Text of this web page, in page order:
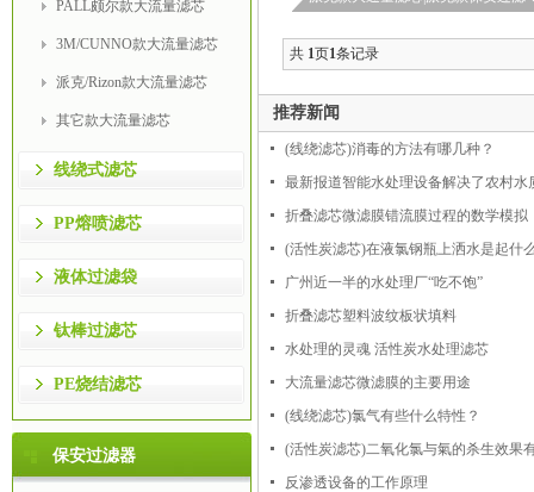
PALL颇尔款大流量滤芯
3M/CUNNO款大流量滤芯
派克/Rizon款大流量滤芯
其它款大流量滤芯
线绕式滤芯
PP熔喷滤芯
液体过滤袋
钛棒过滤芯
PE烧结滤芯
保安过滤器
共 1页1条记录
推荐新闻
(线绕滤芯)消毒的方法有哪几种？
最新报道智能水处理设备解决了农村水
折叠滤芯微滤膜错流膜过程的数学模拟
(活性炭滤芯)在液氯钢瓶上洒水是起什
广州近一半的水处理厂“吃不饱”
折叠滤芯塑料波纹板状填料
水处理的灵魂 活性炭水处理滤芯
大流量滤芯微滤膜的主要用途
(线绕滤芯)氯气有些什么特性？
(活性炭滤芯)二氧化氯与氣的杀生效果
反渗透设备的工作原理